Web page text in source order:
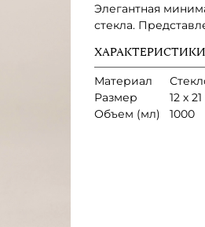
Элегантная
стекла.
ХАРАКТЕРИСТИКИ
Материал
Размер
12 х
Объем (мл)
1000